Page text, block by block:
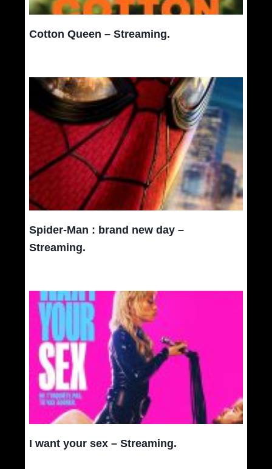
Cotton Queen – Streaming.
Spider-Man : brand new day –
Streaming.
I want your sex – Streaming.